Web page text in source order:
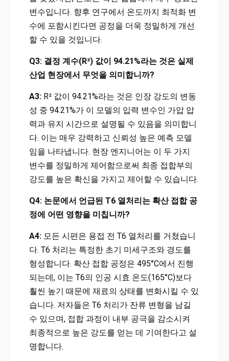
변수입니다. 향후 연구에서 온도까지 최적화 변
수에 포함시킨다면 공정을 더욱 정밀하게 개선
할 수 있을 것입니다.
Q3: 결정 계수(R²) 값이 94.21%라는 것은 실제
산업 현장에서 무엇을 의미합니까?
A3:R² 값이 94.21%라는 것은 인장 강도의 변동
성 중 94.21%가 이 모델의 입력 변수인 가압 압
력과 유지 시간으로 설명될 수 있음을 의미합니
다. 이는 매우 강력하고 신뢰성 높은 예측 모델
임을 나타냅니다. 현장 엔지니어는 이 두 가지
변수를 정밀하게 제어함으로써 최종 접합부의
강도를 높은 확신을 가지고 제어할 수 있습니다.
Q4: 논문에서 언급된 T6 열처리는 확산 접합 공
정에 어떤 영향을 미칩니까?
A4:모든 시편은 용접 전 T6 열처리를 거쳤습니
다. T6 처리는 특정한 초기 미세구조와 경도를
형성합니다. 확산 접합 공정은 495°C에서 진행
되는데, 이는 T6의 인공 시효 온도(165°C)보다
훨씬 높기 때문에 재료의 상태를 변화시킬 수 있
습니다. 저자들은 T6 처리가 잔류 변형을 남길
수 있으며, 접합 과정이 내부 공극을 감소시켜
최종적으로 높은 강도를 얻는 데 기여한다고 설
명합니다.